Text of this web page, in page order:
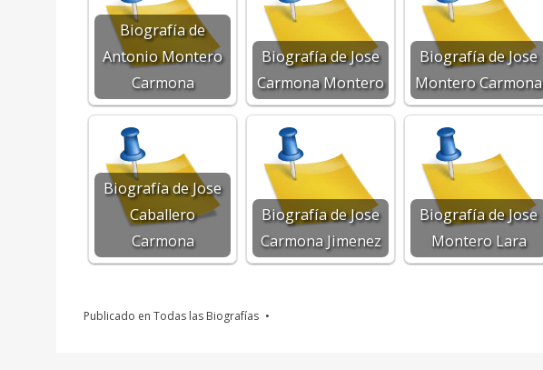
Biografía de
Antonio Montero
Carmona
Biografía de Jose
Carmona Montero
Biografía de Jose
Montero Carmona
Biografía de Jose
Caballero
Carmona
Biografía de Jose
Carmona Jimenez
Biografía de Jose
Montero Lara
Publicado en Todas las Biografías